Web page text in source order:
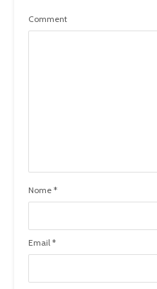
Comment
Nome *
Email *